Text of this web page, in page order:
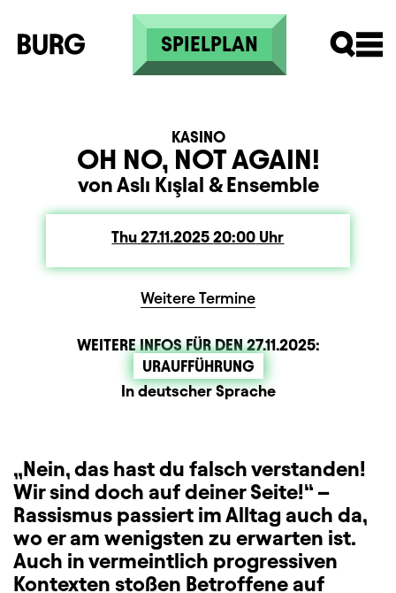
Skip to main content
SPIELPLAN
OH NO, NOT AGAIN!
KASINO
von Aslı Kışlal &Ensemble
Thu Thursday
27.11.202520:00 Uhr
Weitere Termine
WEITERE INFOS FÜR DEN27.11.2025:
URAUFFÜHRUNG
Information
Zusatzinformation
SprachbeschreibungIn deutscher Sprache
„Nein, das hast du falsch verstanden!
Wir sind doch auf deiner Seite!“ –
Rassismus passiert im Alltag auch da,
wo er am wenigsten zu erwarten ist.
Auch in vermeintlich progressiven
Kontexten stoßen Betroffene auf